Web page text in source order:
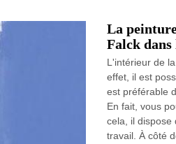
La
Falck
L'intérieur de
effet, il est
est préférable
En fait, vous
cela, il dispose
travail. À côté